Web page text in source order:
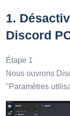
1.
Discord
Étape 1
Nous ouvrons
"Paramètres